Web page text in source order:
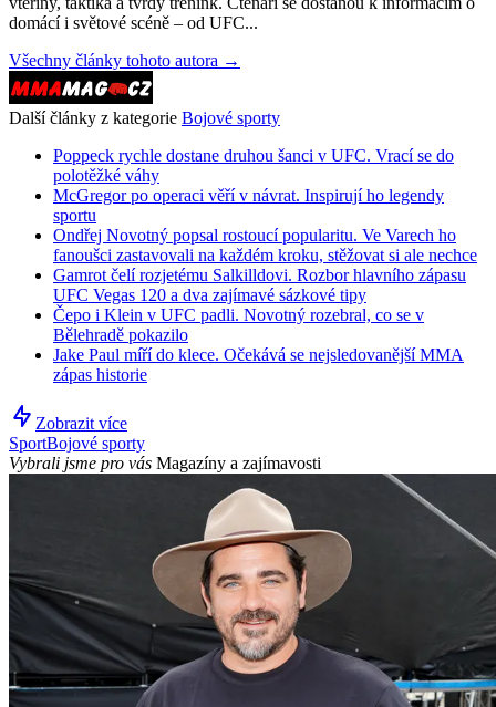
domácí i světové scéně – od UFC...
Všechny články tohoto autora →
Další články z kategorie Bojové sporty
Poppeck rychle dostane druhou šanci v UFC. Vrací se do
polotěžké váhy
McGregor po operaci věří v návrat. Inspirují ho legendy
sportu
Ondřej Novotný popsal rostoucí popularitu. Ve Varech ho
fanoušci zastavovali na každém kroku, stěžovat si ale nechce
Gamrot čelí rozjetému Salkilldovi. Rozbor hlavního zápasu
UFC Vegas 120 a dva zajímavé sázkové tipy
Čepo i Klein v UFC padli. Novotný rozebral, co se v
Bělehradě pokazilo
Jake Paul míří do klece. Očekává se nejsledovanější MMA
zápas historie
Zobrazit více
SportBojové sporty
Vybrali jsme pro vás Magazíny a zajímavosti